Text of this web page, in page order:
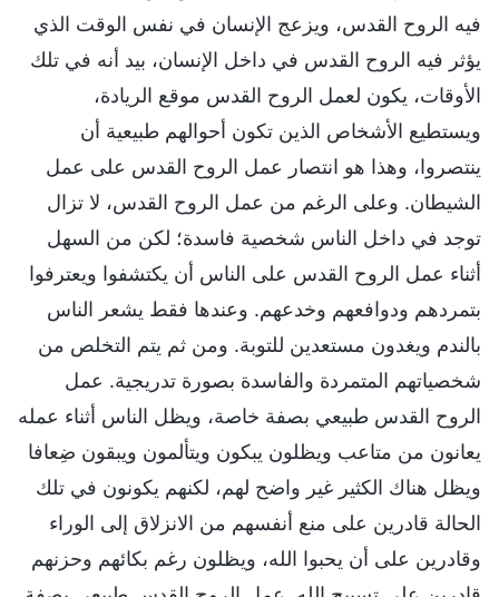
فيه الروح القدس، ويزعج الإنسان في نفس الوقت الذي
يؤثر فيه الروح القدس في داخل الإنسان، بيد أنه في تلك
الأوقات، يكون لعمل الروح القدس موقع الريادة،
ويستطيع الأشخاص الذين تكون أحوالهم طبيعية أن
ينتصروا، وهذا هو انتصار عمل الروح القدس على عمل
الشيطان. وعلى الرغم من عمل الروح القدس، لا تزال
توجد في داخل الناس شخصية فاسدة؛ لكن من السهل
أثناء عمل الروح القدس على الناس أن يكتشفوا ويعترفوا
بتمردهم ودوافعهم وخدعهم. وعندها فقط يشعر الناس
بالندم ويغدون مستعدين للتوبة. ومن ثم يتم التخلص من
شخصياتهم المتمردة والفاسدة بصورة تدريجية. عمل
الروح القدس طبيعي بصفة خاصة، ويظل الناس أثناء عمله
يعانون من متاعب ويظلون يبكون ويتألمون ويبقون ضِعافا
ويظل هناك الكثير غير واضح لهم، لكنهم يكونون في تلك
الحالة قادرين على منع أنفسهم من الانزلاق إلى الوراء
وقادرين على أن يحبوا الله، ويظلون رغم بكائهم وحزنهم